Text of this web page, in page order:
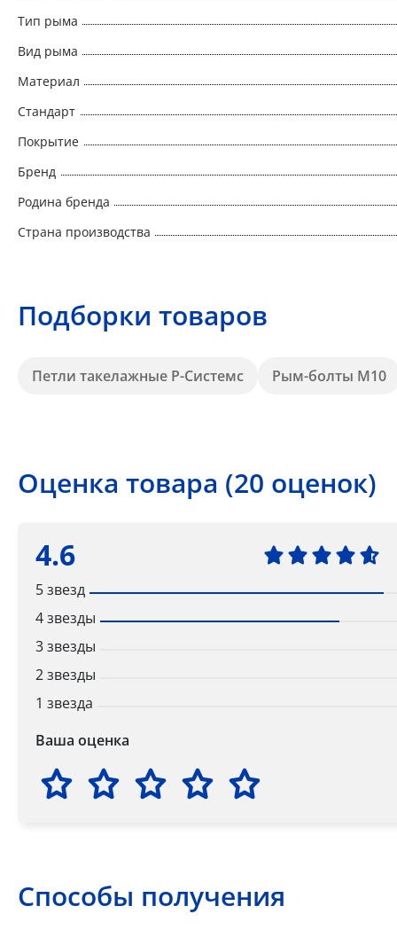
Тип рыма
Вид рыма
Материал
Стандарт
Покрытие
Бренд
Родина бренда
Страна производства
Подборки товаров
Петли такелажные Р-Системс Рым-болты М10
Оценка товара (20 оценок)
4.6
5 звезд
4 звезды
3 звезды
2 звезды
1 звезда
Ваша оценка
Способы получения